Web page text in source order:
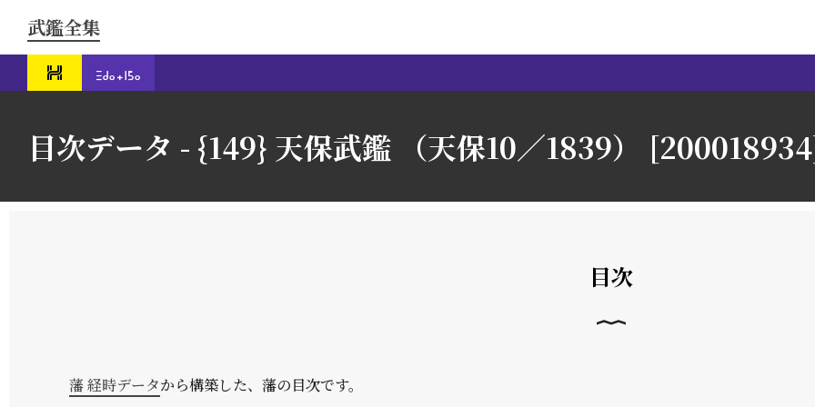
武鑑全集
目次データ - {149} 天保武鑑 （天保10／1839）
目次
藩 経時データから構築した、藩の目次です。